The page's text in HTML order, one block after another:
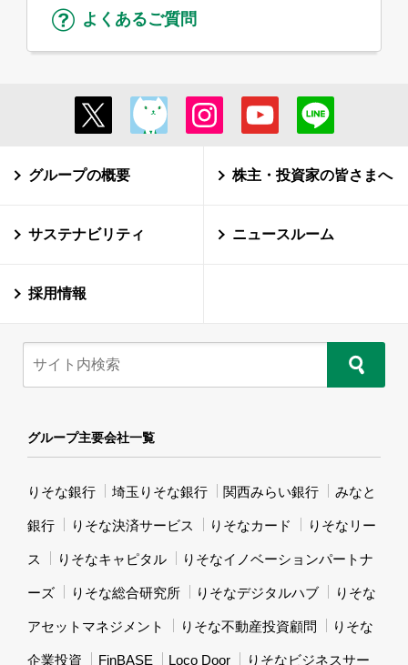
よくあるご質問
グループの概要 株主・投資家の皆さまへ
サステナビリティ ニュースルーム
採用情報
グループ主要会社一覧
りそな銀行 埼玉りそな銀行 関西みらい銀行 みなと
銀行 りそな決済サービス りそなカード りそなリー
ス りそなキャピタル りそなイノベーションパートナ
ーズ りそな総合研究所 りそなデジタルハブ りそな
アセットマネジメント りそな不動産投資顧問 りそな
企業投資 FinBASE Loco Door りそなビジネスサー